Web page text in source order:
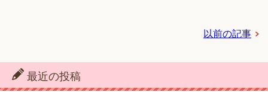
以前の記事
最近の投稿